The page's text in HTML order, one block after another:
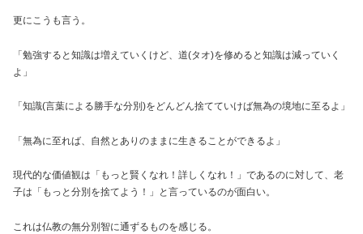
更にこうも言う。
「勉強すると知識は増えていくけど、道(タオ)を修めると知識は減っていく
よ」
「知識(言葉による勝手な分別)をどんどん捨てていけば無為の境地に至るよ」
「無為に至れば、自然とありのままに生きることができるよ」
現代的な価値観は「もっと賢くなれ！詳しくなれ！」であるのに対して、老
子は「もっと分別を捨てよう！」と言っているのが面白い。
これは仏教の無分別智に通ずるものを感じる。